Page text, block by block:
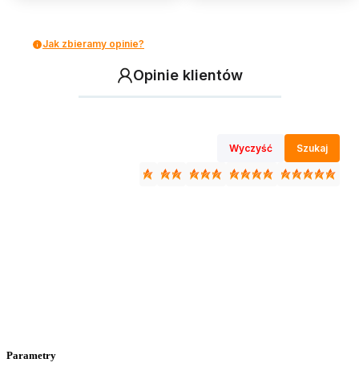
Jak zbieramy opinie?
Opinie klientów
Wyczyść Szukaj
Parametry